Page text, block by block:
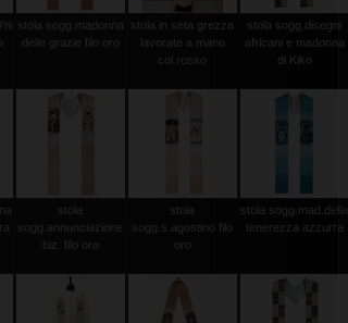
stola sogg.madonna
delle grazie filo oro
stola in seta grezza
lavorate a mano
col.rosso
stola sogg.disegni
africani e madonna
di Kiko
stola
sogg.annunciazione
biz. filo oro
stola
sogg.s.agostino filo
oro
stola sogg.mad.della
tenerezza azzurra